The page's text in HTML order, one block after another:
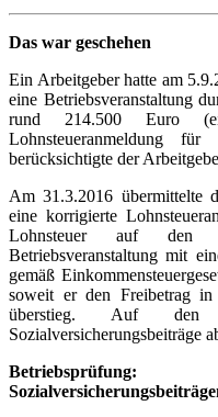
Das war geschehen
Ein Arbeitgeber hatte am
eine Betriebsveranstaltung
rund 214.500 Euro
Lohnsteueranmeldung
berücksichtigte der
Am 31.3.2016 übermittelte
eine korrigierte
Lohnsteuer auf den
Betriebsveranstaltung mit
gemäß
soweit er den Freibetrag
überstieg. Auf
Sozialversicherungsbeiträge